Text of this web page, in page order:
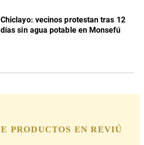
Chiclayo: vecinos protestan tras 12
días sin agua potable en Monsefú